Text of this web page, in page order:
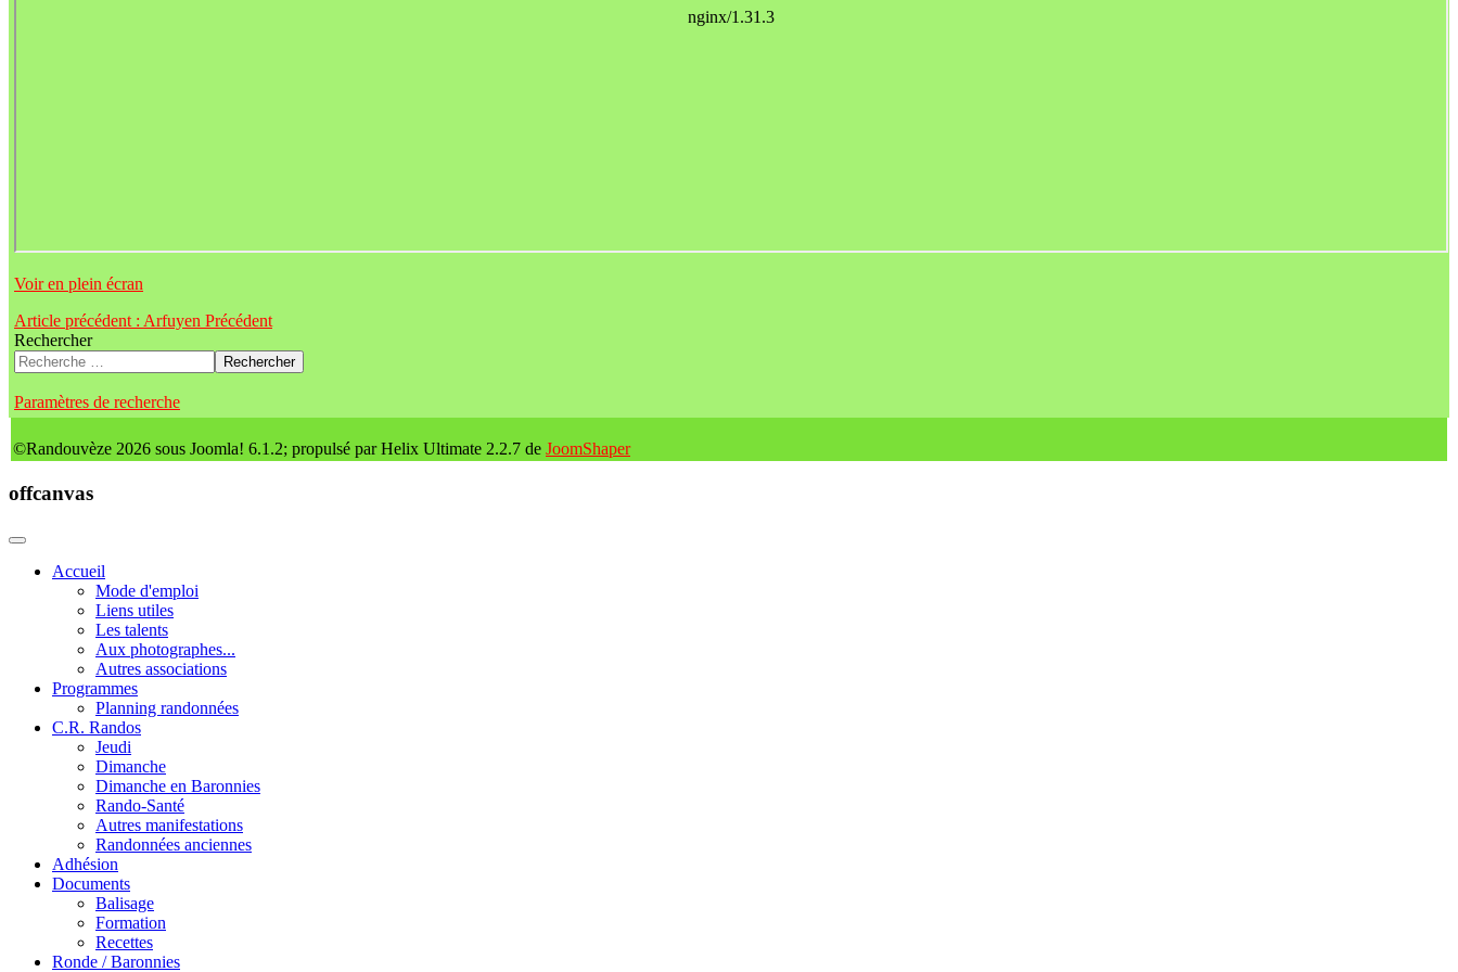
Voir en plein écran
Article précédent : Arfuyen Précédent
Rechercher
Rechercher
Paramètres de recherche
©Randouvèze 2026 sous Joomla! 6.1.2; propulsé par Helix Ultimate 2.2.7 de JoomShaper
offcanvas
Accueil
Mode d'emploi
Liens utiles
Les talents
Aux photographes...
Autres associations
Programmes
Planning randonnées
C.R. Randos
Jeudi
Dimanche
Dimanche en Baronnies
Rando-Santé
Autres manifestations
Randonnées anciennes
Adhésion
Documents
Balisage
Formation
Recettes
Ronde / Baronnies